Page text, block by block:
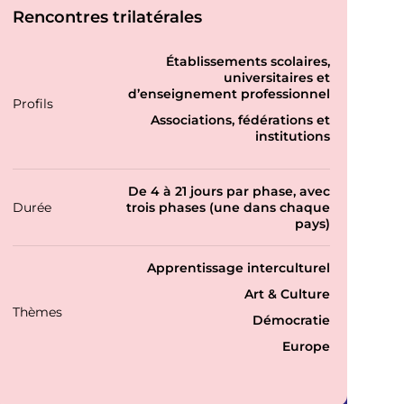
Rencontres trilatérales
Profils
o
Établissements scolaires,
universitaires et
d’enseignement professionnel
Associations, fédérations et
institutions
Durée
De 4 à 21 jours par phase, avec
trois phases (une dans chaque
pays)
Thèmes
T
Apprentissage interculturel
Art & Culture
Démocratie
Europe